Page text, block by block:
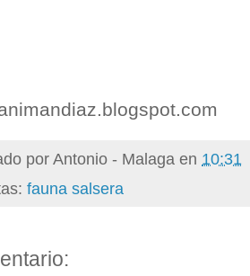
porAntonio - Malaga en 10:31
fauna salsera